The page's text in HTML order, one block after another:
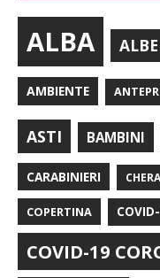
ALBA
AMBIENTE
ASTI BAMBINI
CARABINIERI
COPERTINA
COVID-19